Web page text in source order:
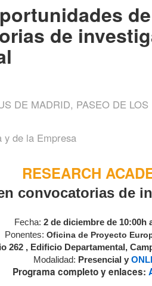
de
de
DE MADRID, PASEO DE LOS
y de la Empresa
RESEARCH
convocatorias de
Fecha: 2 de diciembre de 10:00h
Ponentes: Oficina de Proyecto
262 , Edificio Departamental,
Modalidad: Presencial y
Programa completo y enlaces: